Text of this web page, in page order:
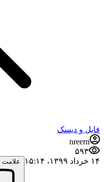
فایل و دیسک
nreern
۵۹۳
۱۴ خرداد ۱۳۹۹،‏ ۱۵:۱۴
علامت